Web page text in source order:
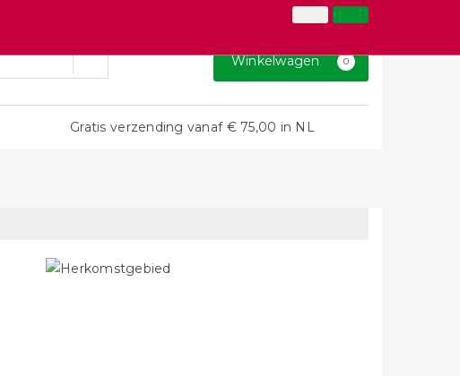
Klantenservice
Winkelwagen 0
Gratis verzending vanaf € 75,00 in NL